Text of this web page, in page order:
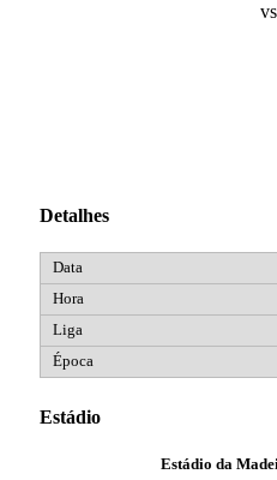
vs
Detalhes
Estádio
Estádio da